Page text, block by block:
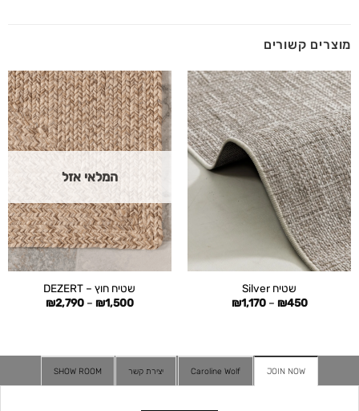
מוצרים קשורים
שטיח Silver
₪450
–
₪1,170
טווח
המלאי אזל
שטיח חוץ – DEZERT
₪1,500
–
₪2,790
טווח
JOIN NOW
Caroline Wolf יצירת קשר SHOW ROOM